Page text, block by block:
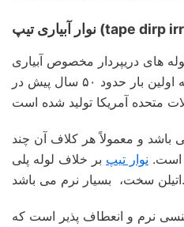
های دریپردار مخصوص آبیاری
قطره ای محسوب می شود که اولین بار حدود ۵۰ سال پیش در
باشد و معمولاً هر کلاف آن چند
نوار تیپ بر خلاف لوله پلی
اتیلن سخت، بسیار نرم می باشد.
نرم و انعطاف پذیر است که